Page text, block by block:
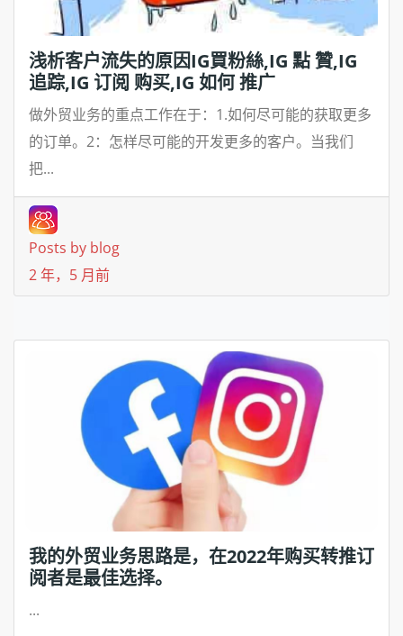
浅析客户流失的原因IG買粉絲,IG 點 贊,IG
追踪,IG 订阅 购买,IG 如何 推广
做外贸业务的重点工作在于：1.如何尽可能的获取更多
的订单。2：怎样尽可能的开发更多的客户。当我们
把...
Posts by blog
2 年，5 月前
我的外贸业务思路是，在2022年购买转推订
阅者是最佳选择。
...